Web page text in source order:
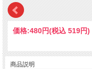
価格:480円(税込 519円)
商品説明